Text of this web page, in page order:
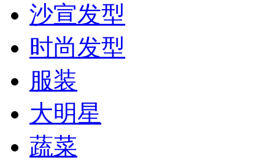
沙宣发型
时尚发型
服装
大明星
蔬菜